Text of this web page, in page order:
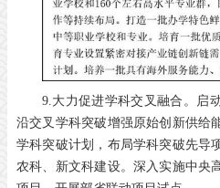
9.大力促进学科交叉融合。启
沿交叉学科突破增强原始创新供给
学科突破计划，布局学科突破先导
农科、新文科建设。深入实施中央